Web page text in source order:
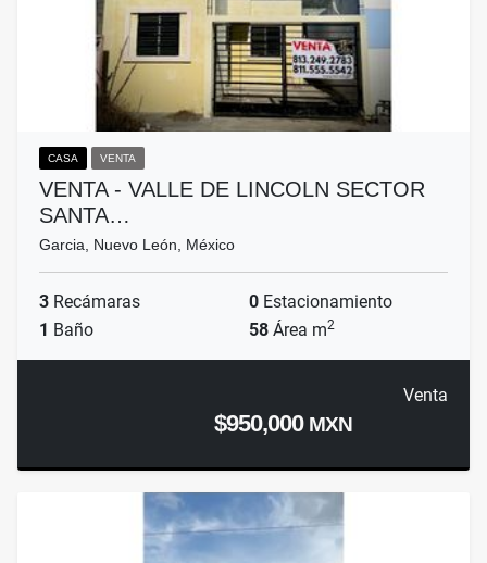
CASA VENTA
VENTA - VALLE DE LINCOLN SECTOR
SANTA…
Garcia, Nuevo León, México
3 Recámaras 0 Estacionamiento
1 Baño 58 Área m2
Venta
$950,000 MXN